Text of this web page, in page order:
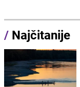
/ Najčitanije